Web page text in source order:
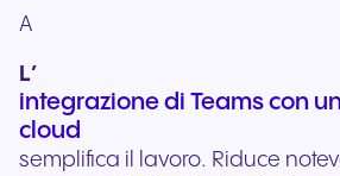
A
L’
integrazione di Teams con
cloud
semplifica il lavoro. Riduce